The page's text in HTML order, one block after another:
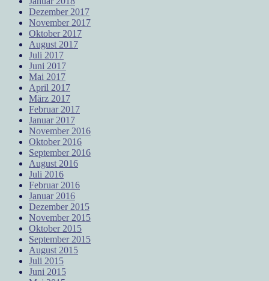
Dezember 2017
November 2017
Oktober 2017
August 2017
Juli 2017
Juni 2017
Mai 2017
April 2017
März 2017
Februar 2017
Januar 2017
November 2016
Oktober 2016
September 2016
August 2016
Juli 2016
Februar 2016
Januar 2016
Dezember 2015
November 2015
Oktober 2015
September 2015
August 2015
Juli 2015
Juni 2015